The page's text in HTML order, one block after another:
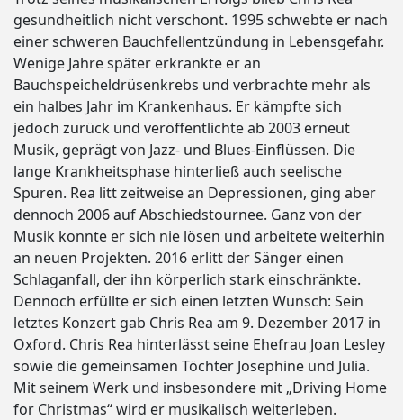
gesundheitlich nicht verschont. 1995 schwebte er nach
einer schweren Bauchfellentzündung in Lebensgefahr.
Wenige Jahre später erkrankte er an
Bauchspeicheldrüsenkrebs und verbrachte mehr als
ein halbes Jahr im Krankenhaus. Er kämpfte sich
jedoch zurück und veröffentlichte ab 2003 erneut
Musik, geprägt von Jazz- und Blues-Einflüssen. Die
lange Krankheitsphase hinterließ auch seelische
Spuren. Rea litt zeitweise an Depressionen, ging aber
dennoch 2006 auf Abschiedstournee. Ganz von der
Musik konnte er sich nie lösen und arbeitete weiterhin
an neuen Projekten. 2016 erlitt der Sänger einen
Schlaganfall, der ihn körperlich stark einschränkte.
Dennoch erfüllte er sich einen letzten Wunsch: Sein
letztes Konzert gab Chris Rea am 9. Dezember 2017 in
Oxford. Chris Rea hinterlässt seine Ehefrau Joan Lesley
sowie die gemeinsamen Töchter Josephine und Julia.
Mit seinem Werk und insbesondere mit „Driving Home
for Christmas“ wird er musikalisch weiterleben.